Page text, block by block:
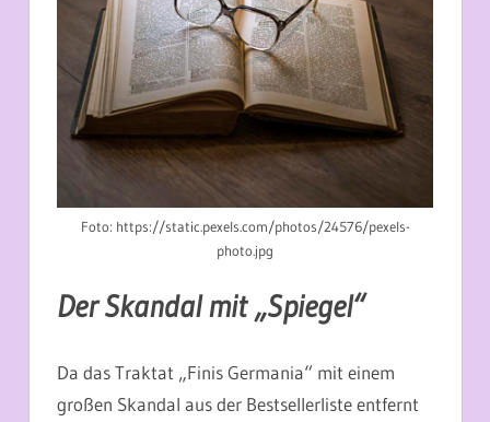
Foto: https://static.pexels.com/photos/24576/pexels-
photo.jpg
Der Skandal mit „Spiegel“
Da das Traktat „Finis Germania“ mit einem
großen Skandal aus der Bestsellerliste entfernt